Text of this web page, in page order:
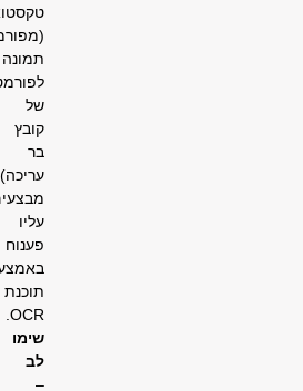
תמונה
של
קובץ
בר
עריכה),
עליו
פענוח
תוכנת
OCR.
שימו
לב
–